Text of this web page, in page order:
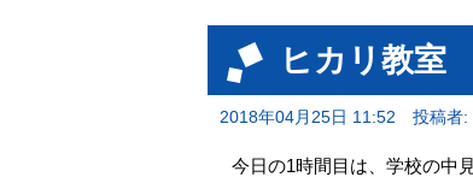
ヒカリ教室
2018年04月25日 11:52 投稿者:
今日の1時間目は、学校の中